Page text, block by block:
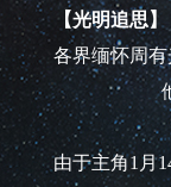
【光明追思】
各界缅怀周有
由于主角1月14